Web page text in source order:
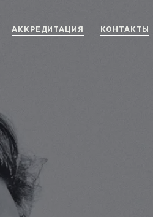
АККРЕДИТАЦИЯ КОНТАКТЫ